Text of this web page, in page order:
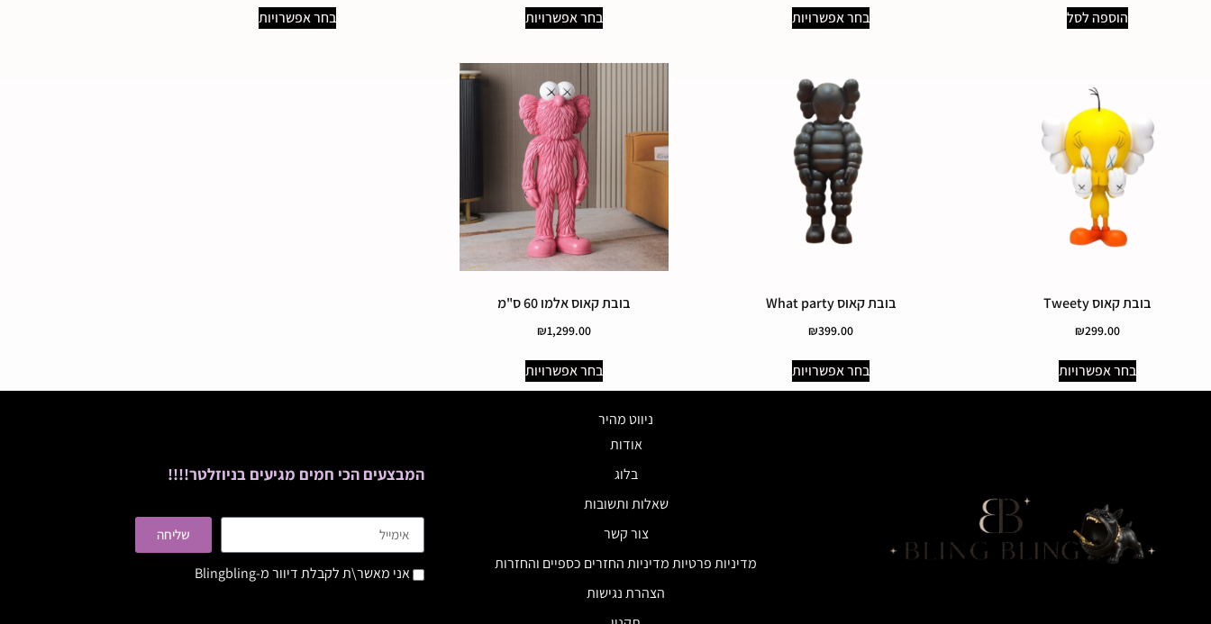
הוספה לסל בחר אפשרויות בחר אפשרויות בחר אפשרויות
בובת קאוס Tweety
₪299.00
בחר אפשרויות
בובת קאוס What party
₪399.00
בחר אפשרויות
בובת קאוס אלמו 60 ס"מ
₪1,299.00
בחר אפשרויות
ניווט מהיר
אודות
בלוג
שאלות ותשובות
צור קשר
מדיניות פרטיות מדיניות החזרים כספיים והחזרות
הצהרת נגישות
המבצעים הכי חמים מגיעים בניוזלטר!!!!
אני מאשר\ת לקבלת דיוור מ-Blingbling
שליחה